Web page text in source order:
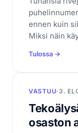
ennen kuin
Miksi näin
Tulossa →
VASTUU· 3.
osaston